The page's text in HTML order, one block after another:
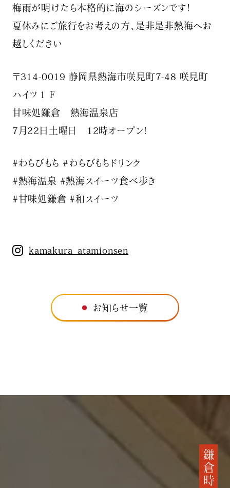
梅雨が明けたら本格的に海のシーズンです！
夏休みにご旅行をお考えの方、是非是非熱海へお
越しください
〒314-0019 静岡県熱海市咲見町7-48 咲見町
ハイツ１Ｆ
甘味処鎌倉 熱海温泉店
7月22日土曜日 12時オープン！
#わらびもち #わらびもちドリンク
#熱海温泉 #熱海スイーツ食べ歩き
#甘味処鎌倉 #和スイーツ
kamakura_atamionsen
お知らせ一覧